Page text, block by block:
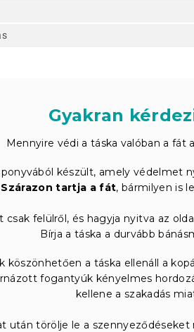
Gyakran
Mennyire védi a táska valóban a fát
készült, amely védelmet
Szárazon tartja a fát, bármilyen is
csak felülről, és hagyja nyitva az
Bírja a táska a durvább
köszönhetően a táska ellenáll a
fogantyúk kényelmes
kellene a szakadás
után törölje le a szennyeződéseket